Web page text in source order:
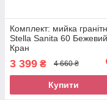
Комплект: мийка
Stella Sanita 60
Кран
3 399 ₴ 4 660 ₴
Купити